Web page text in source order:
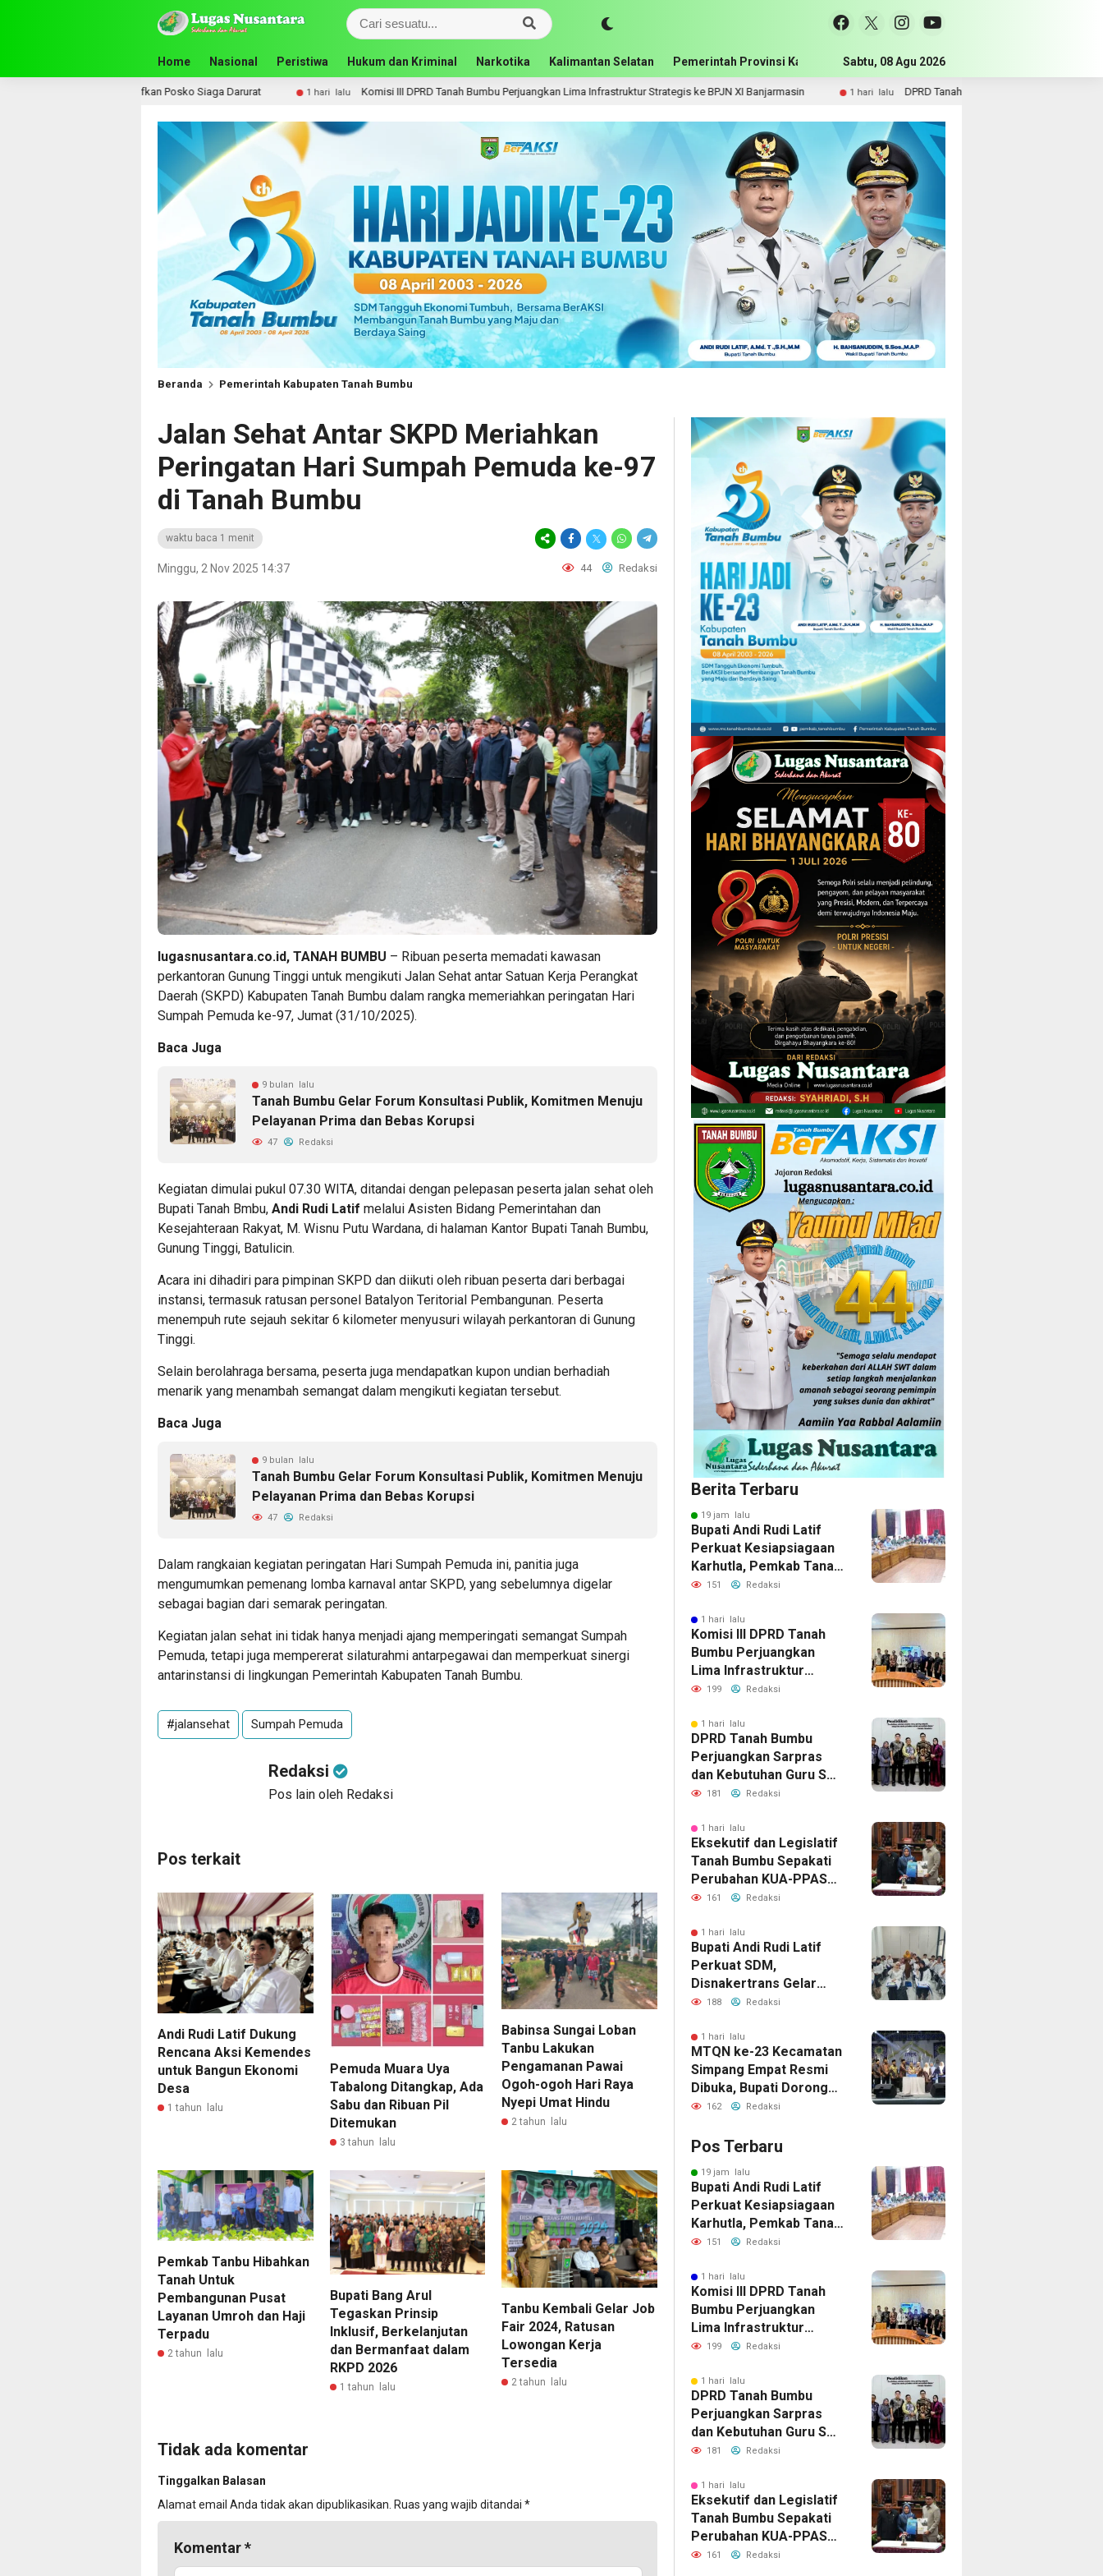
Home Nasional Peristiwa Hukum dan Kriminal Narkotika Kalimantan Selatan Pemerintah Provinsi Kalimantan Selatan Pemerintah Kabupaten Tanah
Sabtu, 08 Agu 2026
1 hari lalu Komisi III DPRD Tanah Bumbu Perjuangkan Lima Infrastruktur Strategis ke BPJN XI Banjarmasin 1 hari lalu DPRD Tanah Bumbu Perjuangkan Sarpras dan Kebutuhan Guru SMA ke
Beranda Pemerintah Kabupaten Tanah Bumbu
Jalan Sehat Antar SKPD Meriahkan
Peringatan Hari Sumpah Pemuda ke-97
di Tanah Bumbu
waktu baca 1 menit
Minggu, 2 Nov 2025 14:37 44 Redaksi
lugasnusantara.co.id, TANAH BUMBU – Ribuan peserta memadati kawasan
perkantoran Gunung Tinggi untuk mengikuti Jalan Sehat antar Satuan Kerja Perangkat
Daerah (SKPD) Kabupaten Tanah Bumbu dalam rangka memeriahkan peringatan Hari
Sumpah Pemuda ke-97, Jumat (31/10/2025).
Baca Juga
9 bulan lalu
Tanah Bumbu Gelar Forum Konsultasi Publik, Komitmen Menuju
Pelayanan Prima dan Bebas Korupsi
47 Redaksi
Kegiatan dimulai pukul 07.30 WITA, ditandai dengan pelepasan peserta jalan sehat oleh
Bupati Tanah Bmbu, Andi Rudi Latif melalui Asisten Bidang Pemerintahan dan
Kesejahteraan Rakyat, M. Wisnu Putu Wardana, di halaman Kantor Bupati Tanah Bumbu,
Gunung Tinggi, Batulicin.
Acara ini dihadiri para pimpinan SKPD dan diikuti oleh ribuan peserta dari berbagai
instansi, termasuk ratusan personel Batalyon Teritorial Pembangunan. Peserta
menempuh rute sejauh sekitar 6 kilometer menyusuri wilayah perkantoran di Gunung
Tinggi.
Selain berolahraga bersama, peserta juga mendapatkan kupon undian berhadiah
menarik yang menambah semangat dalam mengikuti kegiatan tersebut.
Baca Juga
9 bulan lalu
Tanah Bumbu Gelar Forum Konsultasi Publik, Komitmen Menuju
Pelayanan Prima dan Bebas Korupsi
47 Redaksi
Dalam rangkaian kegiatan peringatan Hari Sumpah Pemuda ini, panitia juga
mengumumkan pemenang lomba karnaval antar SKPD, yang sebelumnya digelar
sebagai bagian dari semarak peringatan.
Kegiatan jalan sehat ini tidak hanya menjadi ajang memperingati semangat Sumpah
Pemuda, tetapi juga mempererat silaturahmi antarpegawai dan memperkuat sinergi
antarinstansi di lingkungan Pemerintah Kabupaten Tanah Bumbu.
#jalansehat Sumpah Pemuda
Redaksi
Pos lain oleh Redaksi
Pos terkait
Andi Rudi Latif Dukung
Rencana Aksi Kemendes
untuk Bangun Ekonomi
Desa
1 tahun lalu
Pemuda Muara Uya
Tabalong Ditangkap, Ada
Sabu dan Ribuan Pil
Ditemukan
3 tahun lalu
Babinsa Sungai Loban
Tanbu Lakukan
Pengamanan Pawai
Ogoh-ogoh Hari Raya
Nyepi Umat Hindu
2 tahun lalu
Pemkab Tanbu Hibahkan
Tanah Untuk
Pembangunan Pusat
Layanan Umroh dan Haji
Terpadu
2 tahun lalu
Bupati Bang Arul
Tegaskan Prinsip
Inklusif, Berkelanjutan
dan Bermanfaat dalam
RKPD 2026
1 tahun lalu
Tanbu Kembali Gelar Job
Fair 2024, Ratusan
Lowongan Kerja
Tersedia
2 tahun lalu
Tidak ada komentar
Tinggalkan Balasan
Alamat email Anda tidak akan dipublikasikan. Ruas yang wajib ditandai *
Komentar*
Berita Terbaru
19 jam lalu
Bupati Andi Rudi Latif
Perkuat Kesiapsiagaan
Karhutla, Pemkab Tanah
Bumbu Aktifkan Posko
151 Redaksi
1 hari lalu
Komisi III DPRD Tanah
Bumbu Perjuangkan
Lima Infrastruktur
Strategis ke BPJN XI
199 Redaksi
1 hari lalu
DPRD Tanah Bumbu
Perjuangkan Sarpras
dan Kebutuhan Guru SMA
ke Pemprov Kalsel
181 Redaksi
1 hari lalu
Eksekutif dan Legislatif
Tanah Bumbu Sepakati
Perubahan KUA-PPAS
2026, Perkuat Sinergi
161 Redaksi
1 hari lalu
Bupati Andi Rudi Latif
Perkuat SDM,
Disnakertrans Gelar
Pelatihan Desain Grafis
188 Redaksi
1 hari lalu
MTQN ke-23 Kecamatan
Simpang Empat Resmi
Dibuka, Bupati Dorong
Lahirnya Generasi
162 Redaksi
Pos Terbaru
19 jam lalu
Bupati Andi Rudi Latif
Perkuat Kesiapsiagaan
Karhutla, Pemkab Tanah
Bumbu Aktifkan Posko
151 Redaksi
1 hari lalu
Komisi III DPRD Tanah
Bumbu Perjuangkan
Lima Infrastruktur
Strategis ke BPJN XI
199 Redaksi
1 hari lalu
DPRD Tanah Bumbu
Perjuangkan Sarpras
dan Kebutuhan Guru SMA
ke Pemprov Kalsel
181 Redaksi
1 hari lalu
Eksekutif dan Legislatif
Tanah Bumbu Sepakati
Perubahan KUA-PPAS
2026, Perkuat Sinergi
161 Redaksi